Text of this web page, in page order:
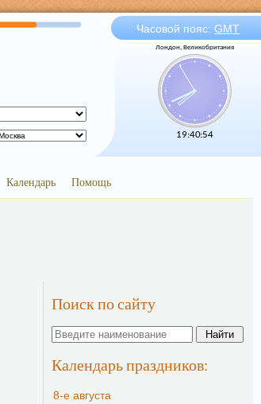
Часовой пояс: GMT
Лондон, Великобритания
19:40:55
Календарь Помощь
Поиск по сайту
Календарь праздников:
8-е августа